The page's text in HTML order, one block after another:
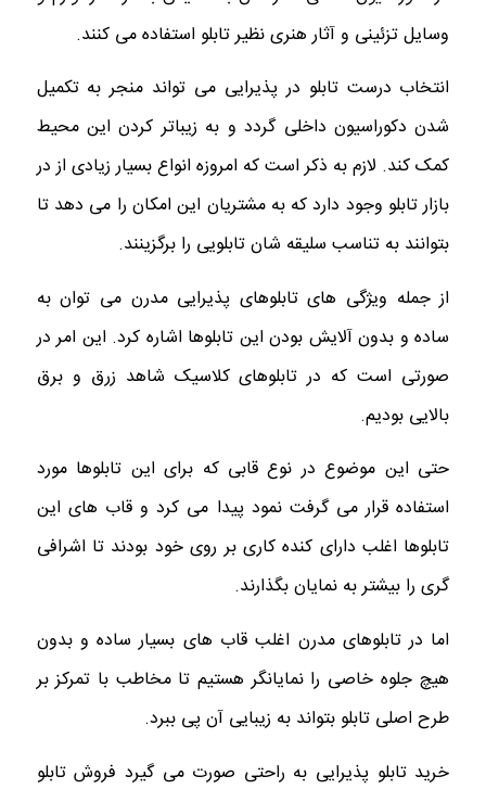
وسایل تزئینی و آثار هنری نظیر تابلو استفاده می کنند.
انتخاب درست تابلو در پذیرایی می تواند منجر به تکمیل
شدن دکوراسیون داخلی گردد و به زیباتر کردن این محیط
کمک کند. لازم به ذکر است که امروزه انواع بسیار زیادی از در
بازار تابلو وجود دارد که به مشتریان این امکان را می‌ دهد تا
بتوانند به تناسب سلیقه شان تابلویی را برگزینند.
از جمله ویژگی‌ های تابلوهای پذیرایی مدرن می‌ توان به
ساده و بدون آلایش بودن این تابلوها اشاره کرد. این امر در
صورتی است که در تابلوهای کلاسیک شاهد زرق و برق
بالایی بودیم.
حتی این موضوع در نوع قابی که برای این تابلوها مورد
استفاده قرار می‌ گرفت نمود پیدا می‌ کرد و قاب های این
تابلوها اغلب دارای کنده کاری بر روی خود بودند تا اشرافی‌
گری را بیشتر به نمایان بگذارند.
اما در تابلوهای مدرن اغلب قاب های بسیار ساده و بدون
هیچ جلوه خاصی را نمایانگر هستیم تا مخاطب با تمرکز بر
طرح اصلی تابلو بتواند به زیبایی آن پی ببرد.
خرید تابلو پذیرایی به راحتی صورت می گیرد فروش تابلو